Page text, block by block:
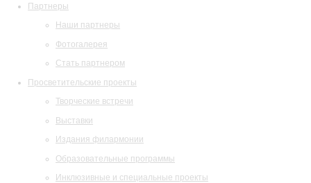
Партнеры
Наши партнеры
Фотогалерея
Стать партнером
Просветительские проекты
Творческие встречи
Выставки
Издания филармонии
Образовательные программы
Инклюзивные и специальные проекты